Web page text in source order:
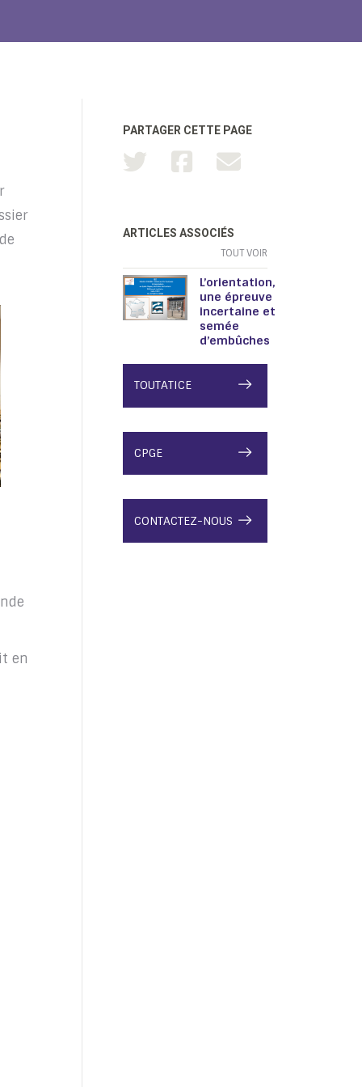
en
PARTAGER CETTE PAGE
ARTICLES ASSOCIÉS
TOUT VOIR
L’orientation,
une épreuve
incertaine et
semée
d’embûches
TOUTATICE
CPGE
CONTACTEZ-NOUS